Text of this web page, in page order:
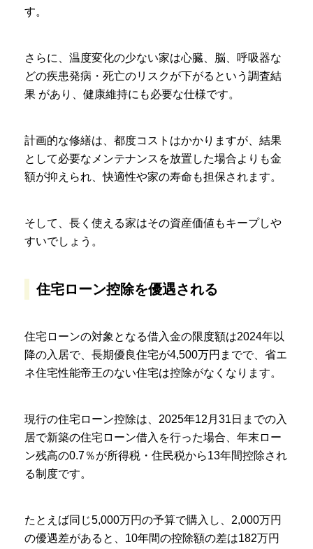
す。
さらに、温度変化の少ない家は心臓、脳、呼吸器な
どの疾患発病・死亡のリスクが下がるという調査結
果 があり、健康維持にも必要な仕様です。
計画的な修繕は、都度コストはかかりますが、結果
として必要なメンテナンスを放置した場合よりも金
額が抑えられ、快適性や家の寿命も担保されます。
そして、長く使える家はその資産価値もキープしや
すいでしょう。
住宅ローン控除を優遇される
住宅ローンの対象となる借入金の限度額は2024年以
降の入居で、長期優良住宅が4,500万円までで、省エ
ネ住宅性能帝王のない住宅は控除がなくなります。
現行の住宅ローン控除は、2025年12月31日までの入
居で新築の住宅ローン借入を行った場合、年末ロー
ン残高の0.7％が所得税・住民税から13年間控除され
る制度です。
たとえば同じ5,000万円の予算で購入し、2,000万円
の優遇差があると、10年間の控除額の差は182万円